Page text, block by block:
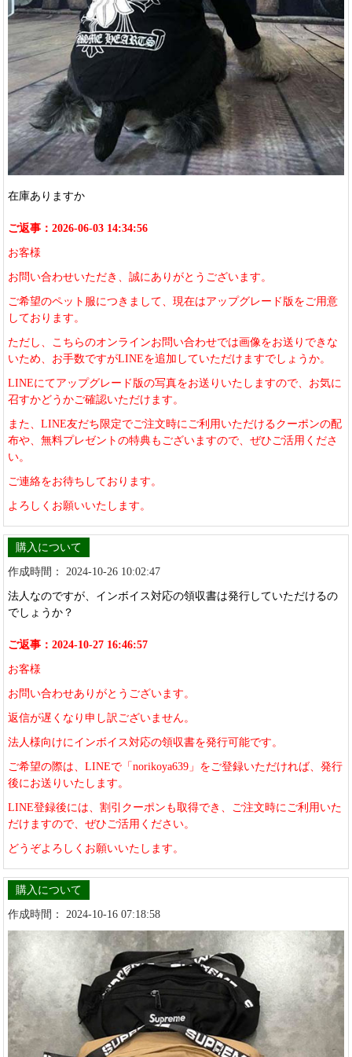
在庫ありますか
ご返事：2026-06-03 14:34:56
お客様
お問い合わせいただき、誠にありがとうございます。
ご希望のペット服につきまして、現在はアップグレード版をご用意
しております。
ただし、こちらのオンラインお問い合わせでは画像をお送りできな
いため、お手数ですがLINEを追加していただけますでしょうか。
LINEにてアップグレード版の写真をお送りいたしますので、お気に
召すかどうかご確認いただけます。
また、LINE友だち限定でご注文時にご利用いただけるクーポンの配
布や、無料プレゼントの特典もございますので、ぜひご活用くださ
い。
ご連絡をお待ちしております。
よろしくお願いいたします。
購入について
作成時間： 2024-10-26 10:02:47
法人なのですが、インボイス対応の領収書は発行していただけるの
でしょうか？
ご返事：2024-10-27 16:46:57
お客様
お問い合わせありがとうございます。
返信が遅くなり申し訳ございません。
法人様向けにインボイス対応の領収書を発行可能です。
ご希望の際は、LINEで「norikoya639」をご登録いただければ、発行
後にお送りいたします。
LINE登録後には、割引クーポンも取得でき、ご注文時にご利用いた
だけますので、ぜひご活用ください。
どうぞよろしくお願いいたします。
購入について
作成時間： 2024-10-16 07:18:58